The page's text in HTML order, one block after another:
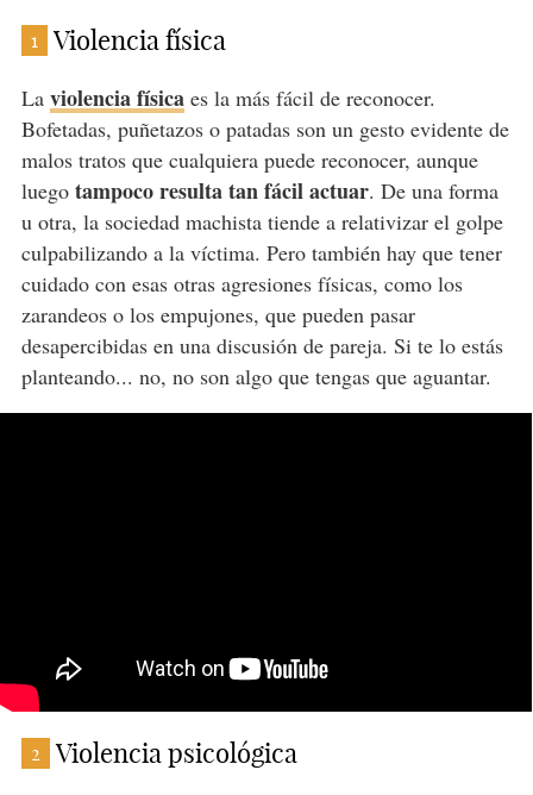
1 Violencia física
La violencia físicaes la más fácil de reconocer.
Bofetadas, puñetazos o patadas son un gesto evidente de
malos tratos que cualquiera puede reconocer, aunque
luego tampoco resulta tan fácil actuar. De una forma
u otra, la sociedad machista tiende a relativizar el golpe
culpabilizando a la víctima. Pero también hay que tener
cuidado con esas otras agresiones físicas, como los
zarandeos o los empujones, que pueden pasar
desapercibidas en una discusión de pareja. Si te lo estás
planteando... no, no son algo que tengas que aguantar.
2 Violencia psicológica